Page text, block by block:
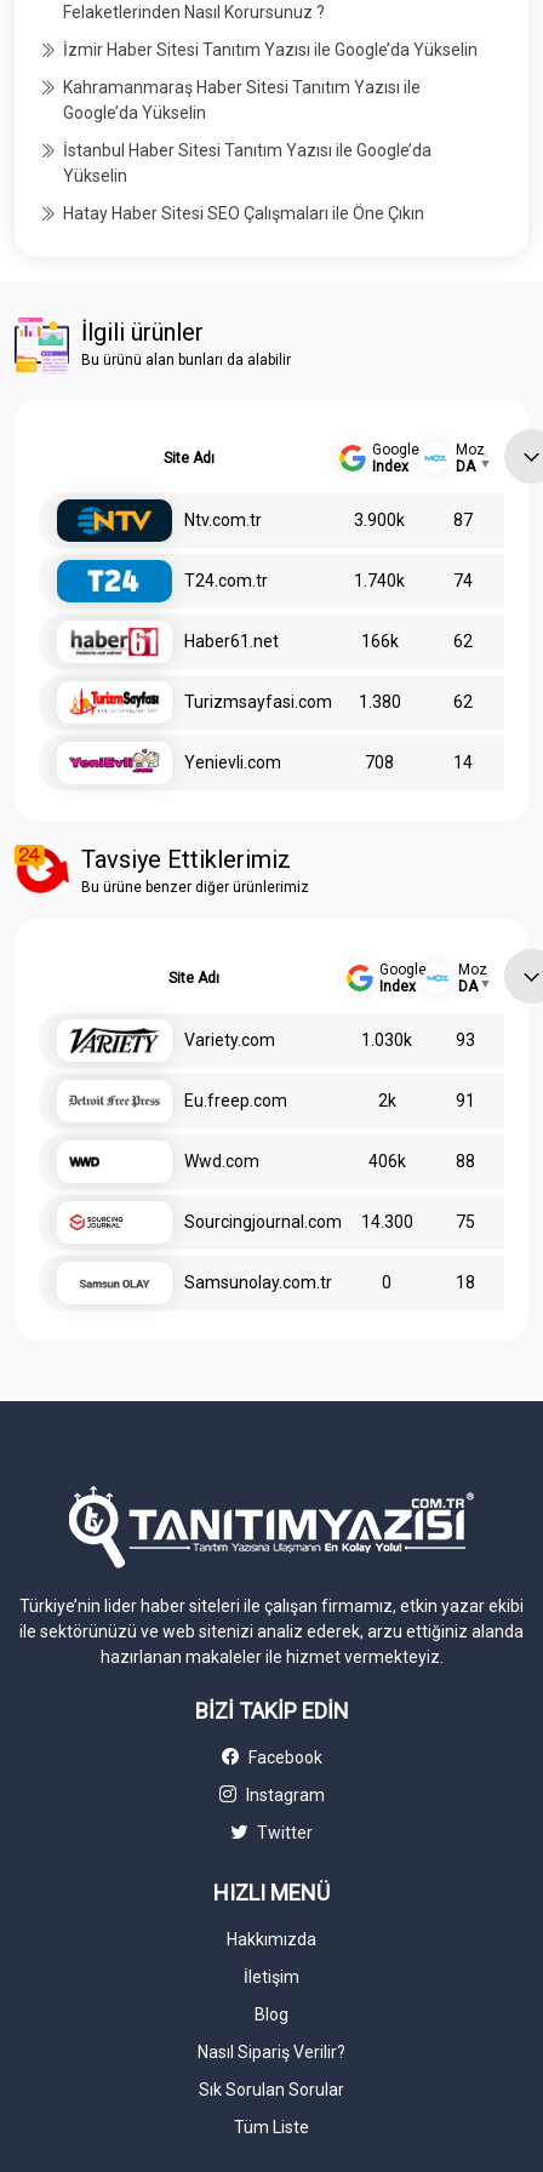
Felaketlerinden Nasıl Korursunuz ?
İzmir Haber Sitesi Tanıtım Yazısı ile Google’da Yükselin
Kahramanmaraş Haber Sitesi Tanıtım Yazısı ile
Google’da Yükselin
İstanbul Haber Sitesi Tanıtım Yazısı ile Google’da
Yükselin
Hatay Haber Sitesi SEO Çalışmaları ile Öne Çıkın
İlgili ürünler
Bu ürünü alan bunları da alabilir
Site Adı
Google
Index
Moz
DA
Ntv.com.tr 3.900k 87
T24.com.tr 1.740k 74
Haber61.net 166k 62
Turizmsayfasi.com 1.380 62
Yenievli.com 708 14
Tavsiye Ettiklerimiz
Bu ürüne benzer diğer ürünlerimiz
Site Adı
Google
Index
Moz
DA
Variety.com 1.030k 93
Eu.freep.com 2k 91
Wwd.com 406k 88
Sourcingjournal.com 14.300 75
Samsunolay.com.tr 0 18
Türkiye’nin lider haber siteleri ile çalışan firmamız, etkin yazar ekibi
ile sektörünüzü ve web sitenizi analiz ederek, arzu ettiğiniz alanda
hazırlanan makaleler ile hizmet vermekteyiz.
BİZİ TAKİP EDİN
Facebook
Instagram
Twitter
HIZLI MENÜ
Hakkımızda
İletişim
Blog
Nasıl Sipariş Verilir?
Sık Sorulan Sorular
Tüm Liste